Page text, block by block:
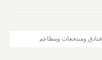
فنادق ومنتجعات ومطاعم